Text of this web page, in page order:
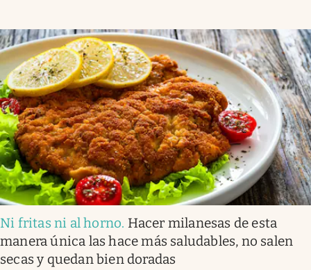
Ni fritas ni al horno. Hacer milanesas de esta
manera única las hace más saludables, no salen
secas y quedan bien doradas